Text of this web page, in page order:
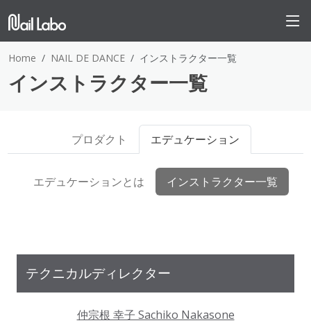
Home NAIL DE DANCE インストラクター一覧
インストラクター一覧
プロダクト エデュケーション
エデュケーションとは インストラクター一覧
テクニカルディレクター
仲宗根 幸子 Sachiko Nakasone